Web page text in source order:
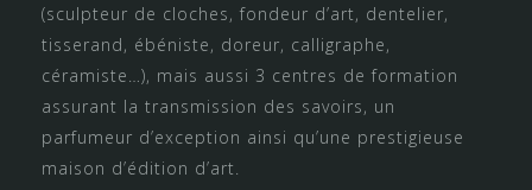
(sculpteur de cloches, fondeur d’art, dentelier,
tisserand, ébéniste, doreur, calligraphe,
céramiste…), mais aussi 3 centres de formation
assurant la transmission des savoirs, un
parfumeur d’exception ainsi qu’une prestigieuse
maison d’édition d’art.